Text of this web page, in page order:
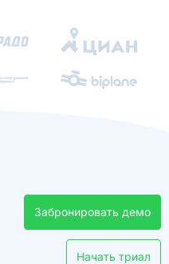
Забронировать демо
Начать триал